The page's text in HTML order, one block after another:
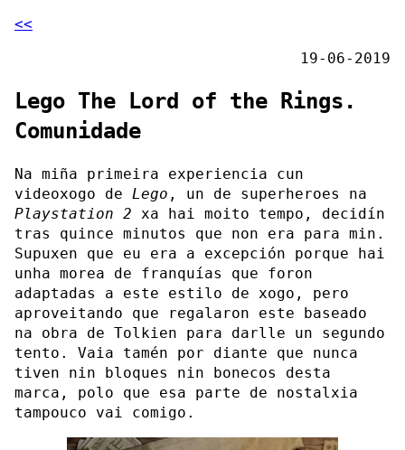
<<
19-06-2019
Lego The Lord of the Rings.
Comunidade
Na miña primeira experiencia cun
videoxogo de Lego , un de superheroes na
Playstation 2 xa hai moito tempo, decidín
tras quince minutos que non era para min.
Supuxen que eu era a excepción porque hai
unha morea de franquías que foron
adaptadas a este estilo de xogo, pero
aproveitando que regalaron este baseado
na obra de Tolkien para darlle un segundo
tento. Vaia tamén por diante que nunca
tiven nin bloques nin bonecos desta
marca, polo que esa parte de nostalxia
tampouco vai comigo.